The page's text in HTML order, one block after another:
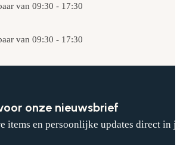
van 09:30 - 17:30
van 09:30 - 17:30
onze nieuwsbrief
items en persoonlijke updates direct in